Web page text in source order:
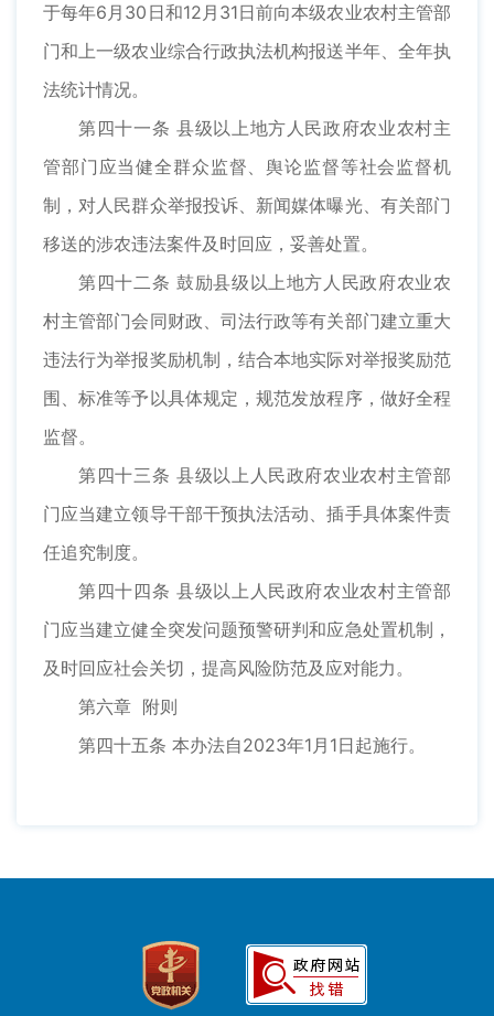
于每年6月30日和12月31日前向本级农业农村主管部
门和上一级农业综合行政执法机构报送半年、全年执
法统计情况。
第四十一条 县级以上地方人民政府农业农村主
管部门应当健全群众监督、舆论监督等社会监督机
制，对人民群众举报投诉、新闻媒体曝光、有关部门
移送的涉农违法案件及时回应，妥善处置。
第四十二条 鼓励县级以上地方人民政府农业农
村主管部门会同财政、司法行政等有关部门建立重大
违法行为举报奖励机制，结合本地实际对举报奖励范
围、标准等予以具体规定，规范发放程序，做好全程
监督。
第四十三条 县级以上人民政府农业农村主管部
门应当建立领导干部干预执法活动、插手具体案件责
任追究制度。
第四十四条 县级以上人民政府农业农村主管部
门应当建立健全突发问题预警研判和应急处置机制，
及时回应社会关切，提高风险防范及应对能力。
第六章 附则
第四十五条 本办法自2023年1月1日起施行。